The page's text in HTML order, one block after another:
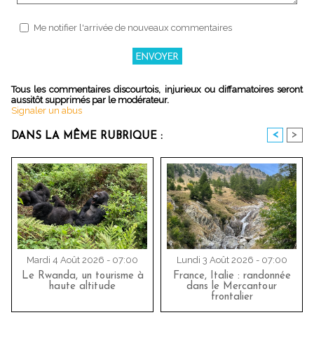
Me notifier l'arrivée de nouveaux commentaires
Tous les commentaires discourtois, injurieux ou diffamatoires seront
aussitôt supprimés par le modérateur.
Signaler un abus
DANS LA MÊME RUBRIQUE : < >
Mardi 4 Août 2026 - 07:00
Le Rwanda, un tourisme à
haute altitude
Lundi 3 Août 2026 - 07:00
France, Italie : randonnée
dans le Mercantour
frontalier